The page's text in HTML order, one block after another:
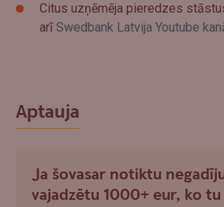
Citus uzņēmēja pieredzes
arīSwedbank Latvija Youtube
Aptauja
Ja šovasar notiktu
vajadzētu 1000+ eur, ko